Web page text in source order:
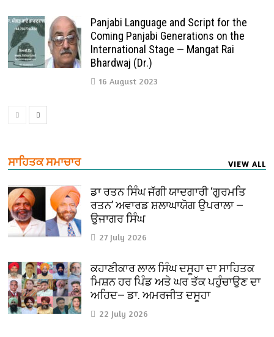
Panjabi Language and Script for the
Coming Panjabi Generations on the
International Stage — Mangat Rai
Bhardwaj (Dr.)
16 August 2023
ਸਾਹਿਤਕ ਸਮਾਚਾਰ VIEW ALL
ਡਾ ਰਤਨ ਸਿੰਘ ਜੱਗੀ ਯਾਦਗਾਰੀ ‘ਗੁਰਮਤਿ
ਰਤਨ’ ਅਵਾਰਡ ਸ਼ਲਾਘਾਯੋਗ ਉਪਰਾਲਾ —
ਉਜਾਗਰ ਸਿੰਘ
27 July 2026
ਕਹਾਣੀਕਾਰ ਲਾਲ ਸਿੰਘ ਦਸੂਹਾ ਦਾ ਸਾਹਿਤਕ
ਮਿਸ਼ਨ ਹਰ ਪਿੰਡ ਅਤੇ ਘਰ ਤੱਕ ਪਹੁੰਚਾਉਣ ਦਾ
ਅਹਿਦ— ਡਾ. ਅਮਰਜੀਤ ਦਸੂਹਾ
22 July 2026